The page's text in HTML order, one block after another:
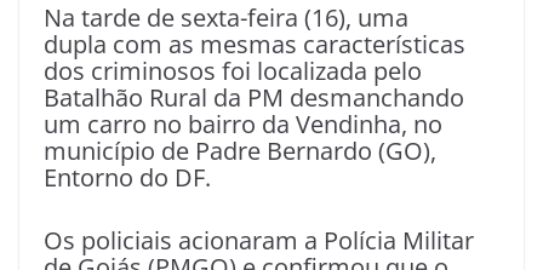
Na tarde de sexta-feira (16), uma
dupla com as mesmas características
dos criminosos foi localizada pelo
Batalhão Rural da PM desmanchando
um carro no bairro da Vendinha, no
município de Padre Bernardo (GO),
Entorno do DF.
Os policiais acionaram a Polícia Militar